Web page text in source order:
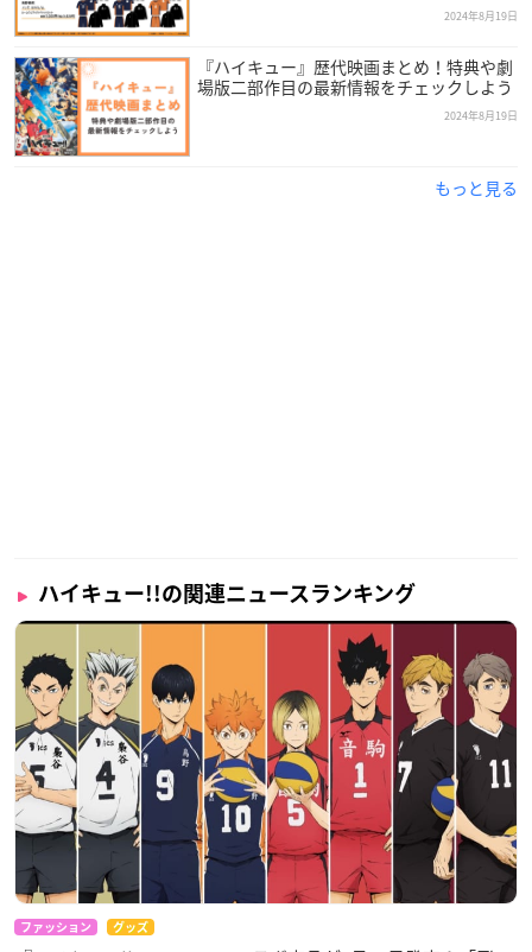
2024年8月19日
『ハイキュー』歴代映画まとめ！特典や劇
場版二部作目の最新情報をチェックしよう
2024年8月19日
もっと見る
ハイキュー!!の関連ニュースランキング
ファッション グッズ